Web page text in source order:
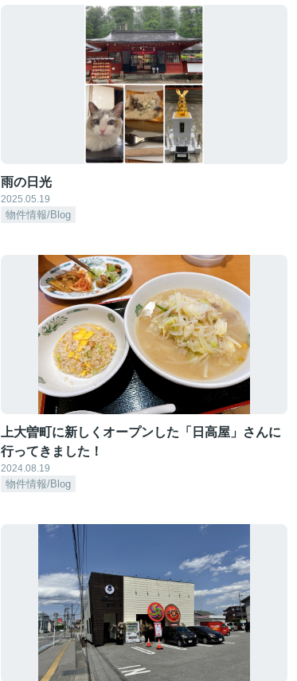
雨の日光
2025.05.19
物件情報/Blog
上大曽町に新しくオープンした「日高屋」さんに
行ってきました！
2024.08.19
物件情報/Blog